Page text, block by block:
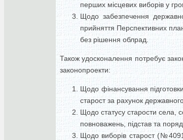
перших місцевих виборів у
Щодо забезпечення
прийняття Перспективних
без рішення облрад.
Також удосконалення потребує
законопроекти:
Щодо фінансування
старост за рахунок
Щодо статусу старости села,
повноважень, підстав та
Щодо виборів старост (№4091